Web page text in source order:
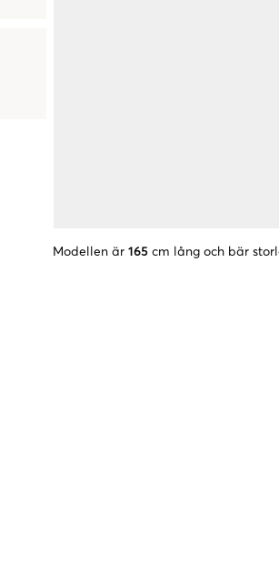
Modellen är 165 cm lång och bär